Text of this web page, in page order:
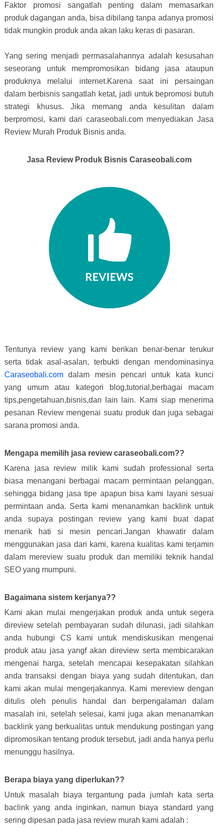
Faktor promosi sangatlah penting dalam memasarkan
produk dagangan anda, bisa dibilang tanpa adanya promosi
tidak mungkin produk anda akan laku keras di pasaran.
Yang sering menjadi permasalahannya adalah kesusahan
seseorang untuk mempromosikan bidang jasa ataupun
produknya melalui internet.Karena saat ini persaingan
dalam berbisnis sangatlah ketat, jadi untuk bepromosi butuh
strategi khusus. Jika memang anda kesulitan dalam
berpromosi, kami dari caraseobali.com menyediakan Jasa
Review Murah Produk Bisnis anda.
Jasa Review Produk Bisnis Caraseobali.com
Tentunya review yang kami berikan benar-benar terukur
serta tidak asal-asalan, terbukti dengan mendominasinya
Caraseobali.comdalam mesin pencari untuk kata kunci
yang umum atau kategori blog,tutorial,berbagai macam
tips,pengetahuan,bisnis,dan lain lain. Kami siap menerima
pesanan Review mengenai suatu produk dan juga sebagai
sarana promosi anda.
Mengapa memilih jasa review caraseobali.com??
Karena jasa review milik kami sudah professional serta
biasa menangani berbagai macam permintaan pelanggan,
sehingga bidang jasa tipe apapun bisa kami layani sesuai
permintaan anda. Serta kami menanamkan backlink untuk
anda supaya postingan review yang kami buat dapat
menarik hati si mesin pencari.Jangan khawatir dalam
menggunakan jasa dari kami, karena kualitas kami terjamin
dalam mereview suatu produk dan memiliki teknik handal
SEO yang mumpuni.
Bagaimana sistem kerjanya??
Kami akan mulai mengerjakan produk anda untuk segera
direview setelah pembayaran sudah dilunasi, jadi silahkan
anda hubungi CS kami untuk mendiskusikan mengenai
produk atau jasa yangf akan direview serta membicarakan
mengenai harga, setelah mencapai kesepakatan silahkan
anda transaksi dengan biaya yang sudah ditentukan, dan
kami akan mulai mengerjakannya. Kami mereview dengan
ditulis oleh penulis handal dan berpengalaman dalam
masalah ini, setelah selesai, kami juga akan menanamkan
backlink yang berkualitas untuk mendukung postingan yang
dipromosikan tentang produk tersebut, jadi anda hanya perlu
menunggu hasilnya.
Berapa biaya yang diperlukan??
Untuk masalah biaya tergantung pada jumlah kata serta
baclink yang anda inginkan, namun biaya standard yang
sering dipesan pada jasa review murah kami adalah :